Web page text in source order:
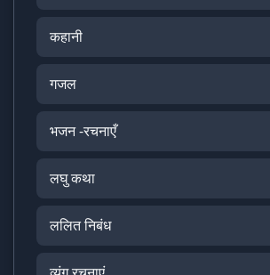
कहानी
गजल
भजन -रचनाएँ
लघु कथा
ललित निबंध